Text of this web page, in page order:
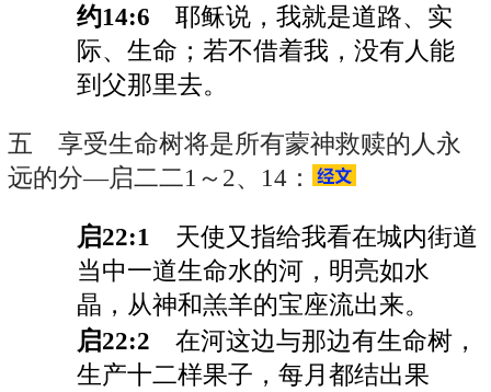
约14:6 耶稣说，我就是道路、实
际、生命；若不借着我，没有人能
到父那里去。
五 享受生命树将是所有蒙神救赎的人永
远的分—启二二1～2、14：
启22:1
天使又指给我看在城内街道
当中一道生命水的河，明亮如水
晶，从神和羔羊的宝座流出来。
启22:2 在河这边与那边有生命树，
生产十二样果子，每月都结出果